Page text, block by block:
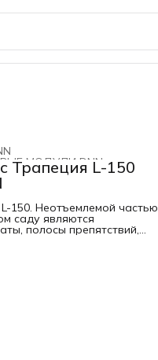
МОДУЛИ DNN ›
Трапеция L-150
150. Неотъемлемой частью
саду являются
полосы препятствий,
и многое другое для
и игр в детском саду.
детей: оказывают
и эмоциональное
различные
при работе с детьми:
и ушибов! Размер: